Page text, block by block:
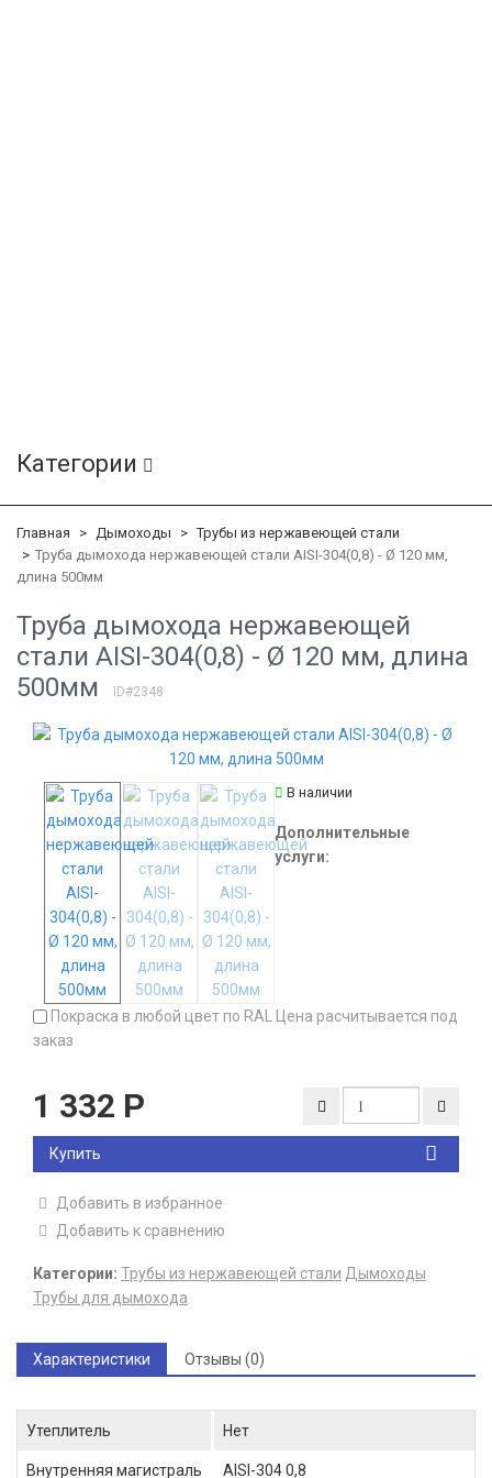
Категории
Главная Дымоходы
Трубы из нержавеющей стали
Труба дымохода нержавеющей стали AISI-304(0,8) - Ø 120 мм,
длина 500мм
Труба дымохода нержавеющей
стали AISI-304(0,8) - Ø 120 мм, длина
500мм
ID#2348
В наличии
Дополнительные
услуги:
Покраска в любой цвет по RAL Цена расчитывается под
заказ
1 332 Р
Купить
Добавить в избранное
Добавить к сравнению
Категории: Трубы из нержавеющей стали Дымоходы
Трубы для дымохода
Характеристики Отзывы (0)
Утеплитель Нет
Внутренняя магистраль AISI-304 0,8